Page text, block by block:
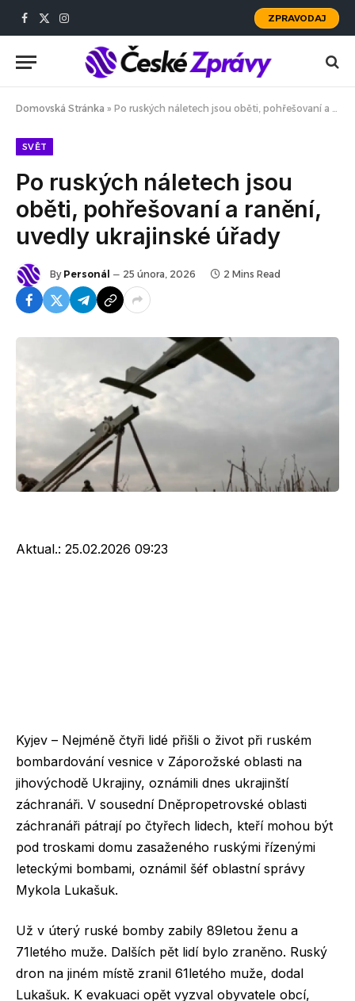
Facebook
X
Instagram
ZPRAVODAJ
Domovská Stránka » Po ruských náletech jsou oběti, pohřešovaní a ranění, uvedly ukrajinské úřady
SVĚT
Po ruských náletech jsou
oběti, pohřešovaní a ranění,
uvedly ukrajinské úřady
By Personál 25 února, 2026 2 Mins Read
Aktual.: 25.02.2026 09:23
Kyjev – Nejméně čtyři lidé přišli o život při ruském
bombardování vesnice v Záporožské oblasti na
jihovýchodě Ukrajiny, oznámili dnes ukrajinští
záchranáři. V sousední Dněpropetrovské oblasti
záchranáři pátrají po čtyřech lidech, kteří mohou být
pod troskami domu zasaženého ruskými řízenými
leteckými bombami, oznámil šéf oblastní správy
Mykola Lukašuk.
Už v úterý ruské bomby zabily 89letou ženu a
71letého muže. Dalších pět lidí bylo zraněno. Ruský
dron na jiném místě zranil 61letého muže, dodal
Lukašuk. K evakuaci opět vyzval obyvatele obcí,